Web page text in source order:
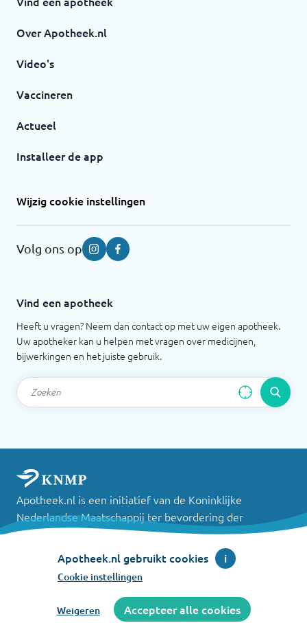
Over Apotheek.nl
Video's
Vaccineren
Actueel
Installeer de app
Wijzig cookie instellingen
Volg ons op InstagramFacebook
Vind een apotheek
Heeft u vragen? Neem dan contact op met uw eigen apotheek.
Uw apotheker kan u helpen met vragen over medicijnen,
bijwerkingen en het juiste gebruik.
Apotheek.nl is een initiatief van de Koninklijke
Nederlandse Maatschappij ter bevordering der
Pharmacie
Apotheek.nl gebruikt cookies i
Cookie instellingen
Weigeren Accepteer alle cookies